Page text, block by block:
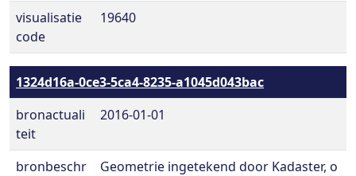
visualisatie
code
19640
1324d16a-0ce3-5ca4-8235-a1045d043bac
bronactuali
teit
2016-01-01
bronbeschr
Geometrie ingetekend door Kadaster, o